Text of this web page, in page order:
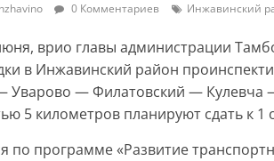
0 Комментариев Инжавинский
врио главы администрации
в Инжавинский район
— Филатовский — Кулевча
5 километров планируют сдать к 1
по программе «Развитие